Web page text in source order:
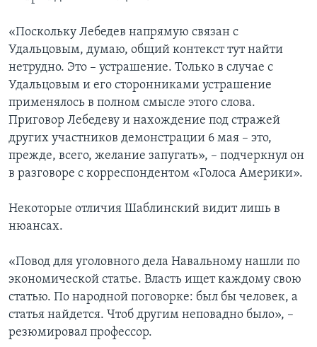
«Поскольку Лебедев напрямую связан с
Удальцовым, думаю, общий контекст тут найти
нетрудно. Это – устрашение. Только в случае с
Удальцовым и его сторонниками устрашение
применялось в полном смысле этого слова.
Приговор Лебедеву и нахождение под стражей
других участников демонстрации 6 мая – это,
прежде, всего, желание запугать», – подчеркнул он
в разговоре с корреспондентом «Голоса Америки».
Некоторые отличия Шаблинский видит лишь в
нюансах.
«Повод для уголовного дела Навальному нашли по
экономической статье. Власть ищет каждому свою
статью. По народной поговорке: был бы человек, а
статья найдется. Чтоб другим неповадно было», –
резюмировал профессор.